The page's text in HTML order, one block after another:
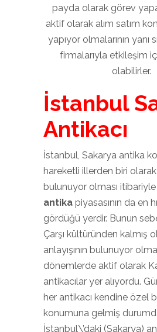
payda olarak görev
aktif olarak alım satım
yapıyor olmalarının yanı
firmalarıyla etkileşim
olabilirler.
İstanbul
Antikacı
İstanbul, Sakarya antika
hareketli illerden biri
bulunuyor olması itibariyle
antika piyasasının da en
gördüğü yerdir. Bunun
Çarşı kültüründen kalmış
anlayışının bulunuyor
dönemlerde aktif olarak
antikacılar yer alıyordu.
her antikacı kendine özel
konumuna gelmiş
İstanbul\’daki (Sakarya)